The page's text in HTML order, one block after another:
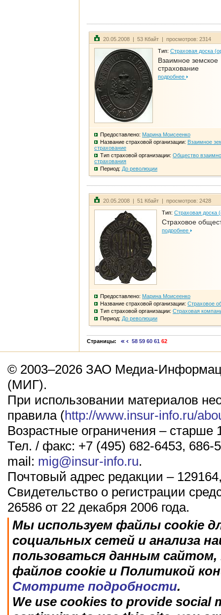
20.05.2008 | 53 Кбайт | просмотров: 2314
Тип: Страховая доска
Взаимное земское
страхование
подробнее
Предоставлено: Марина Моисеенко
Название страховой организации: Взаимное
страхование
Тип страховой организации: Общество
страхования
Период: До революции
20.05.2008 | 51 Кбайт | просмотров: 2428
Тип: Страховая доска
Страховое
подробнее
Предоставлено: Марина Моисеенко
Название страховой организации: Страховое
Тип страховой организации: Страховая
Период: До революции
Страницы: 58 59 60 61 62
© 2003–2026 ЗАО Медиа-
(МИГ).
При использовании материалов
правила (http://www.insur-info.ru/
Возрастные ограничения – старше
Тел. / факс: +7 (495) 682-6453, 686-
mail: mig@insur-info.ru.
Почтовый адрес редакции –
Свидетельство о регистрации
26586 от 22 декабря 2006 года.
Мы используем файлы cookie
социальных сетей и анализа
пользоваться данным
файлов cookie и Политикой
Смотрите подробности.
We use cookies to provide social